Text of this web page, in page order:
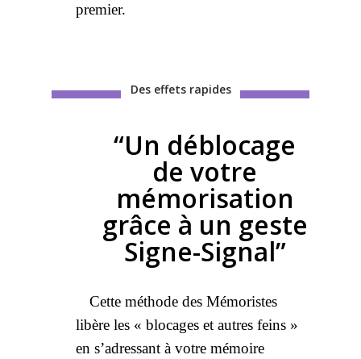
premier.
Des effets rapides
“Un déblocage
de votre
mémorisation
grâce à un geste
Signe-Signal”
Cette méthode des Mémoristes
libère les « blocages et autres feins »
en s’adressant à votre mémoire